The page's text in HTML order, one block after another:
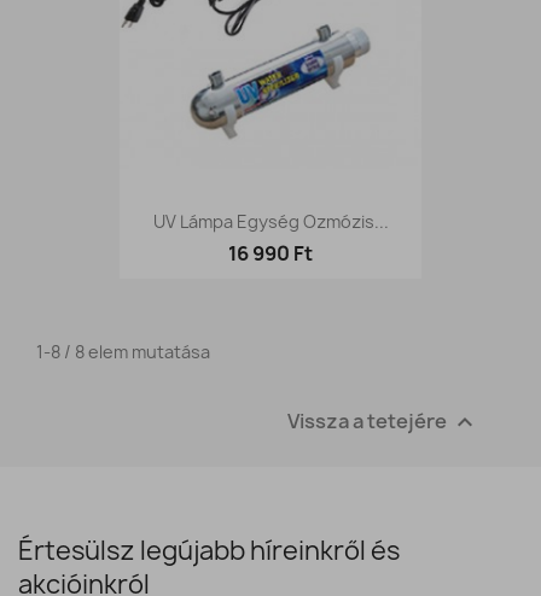
UV Lámpa Egység Ozmózis...
16 990 Ft
1-8 / 8 elem mutatása
Vissza a tetejére 
Értesülsz legújabb híreinkről és
akcióinkról